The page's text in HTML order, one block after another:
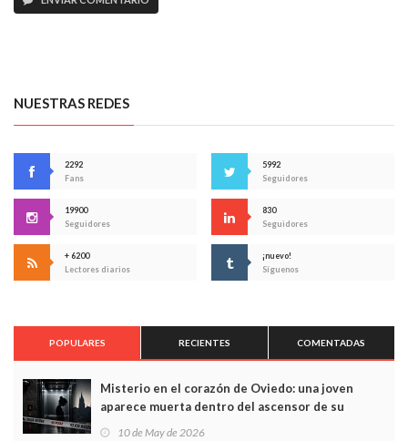
NUESTRAS REDES
2292
Fans
5992
Seguidores
19900
Seguidores
830
Seguidores
+ 6200
Lectores diarios
¡nuevo!
Síguenos
POPULARES RECIENTES COMENTADAS
Misterio en el corazón de Oviedo: una joven
aparece muerta dentro del ascensor de su
edificio y las cámaras captan sus últimos minutos
10 de May de 2026